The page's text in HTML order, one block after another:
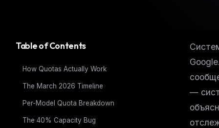
Table of Contents
How Quotas Actually Work
The March 2026 Timeline
Per-Model Quota Breakdown
The 40% Capacity Bug
—